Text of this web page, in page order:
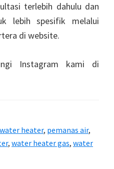
terlebih dahulu dan
lebih spesifik melalui
di website.
Instagram kami di
heater, pemanas air,
, water heater gas, water